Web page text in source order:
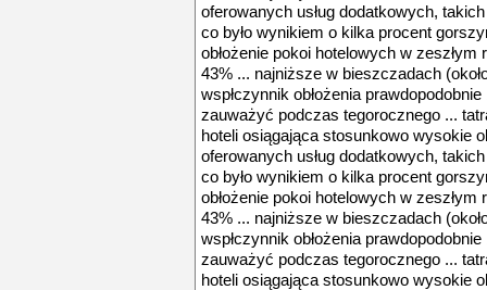
oferowanych usług dodatkowych,
co było wynikiem o kilka procent
obłożenie pokoi hotelowych w zeszłym
43% ... najniższe w bieszczadach
wspłczynnik obłożenia
zauważyć podczas tegorocznego ...
hoteli osiągająca stosunkowo wysokie
oferowanych usług dodatkowych,
co było wynikiem o kilka procent
obłożenie pokoi hotelowych w zeszłym
43% ... najniższe w bieszczadach
wspłczynnik obłożenia
zauważyć podczas tegorocznego ...
hoteli osiągająca stosunkowo wysokie